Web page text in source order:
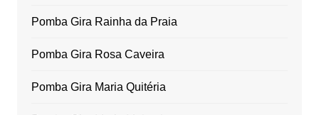
Pomba Gira Rainha da Praia
Pomba Gira Rosa Caveira
Pomba Gira Maria Quitéria